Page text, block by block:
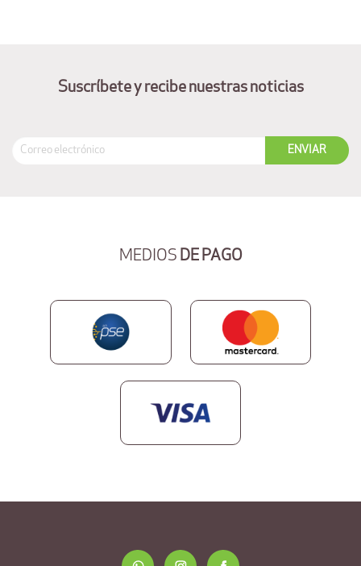
Suscríbete y recibe nuestras noticias
MEDIOS DE PAGO